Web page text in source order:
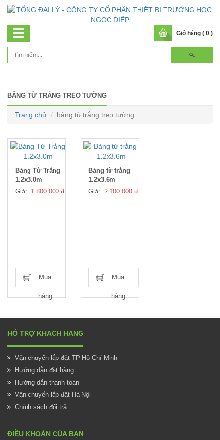
Giỏ hàng ( 0 )
BẢNG TỪ TRẮNG TREO TƯỜNG
Trang chủ bảng từ trắng treo tường
Bảng Từ Trắng
1.2x3.0m
Giá: 1.800.000 đ
Mua
hàng
Bảng từ trắng
1.2x3.6m
Giá:2.100.000 đ
Mua
hàng
HỖ TRỢ KHÁCH HÀNG
Vận chuyển lắp đặt TP Hồ Chí Minh
Hướng dẫn đặt hàng
Hướng dẫn thanh toán
Vận chuyển lắp đặt Hà Nội
Chính sách đổi trả
ĐIỀU KHOẢN CỦA BẠN